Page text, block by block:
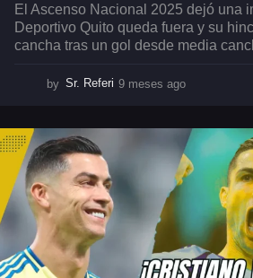
El Ascenso Nacional 2025 dejó una
Deportivo Quito queda fuera y su
cancha tras un gol desde media
by Sr. Referi 9 meses ago
s
e
s